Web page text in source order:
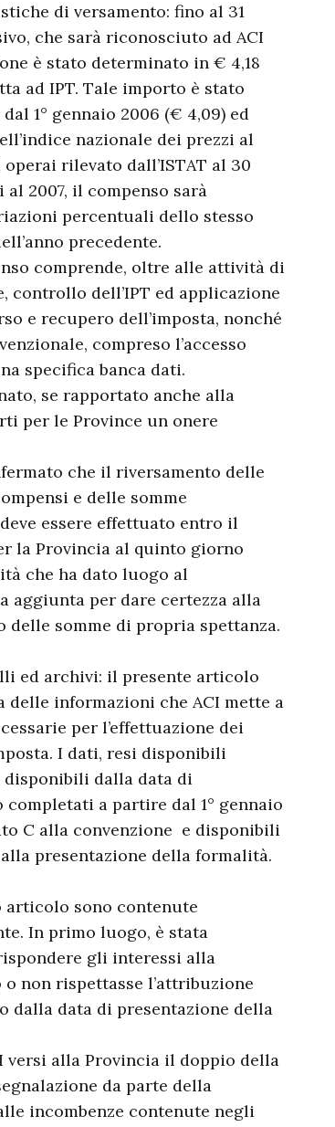
di versamento: fino al 31
che sarà riconosciuto ad ACI
è stato determinato in € 4,18
ad IPT. Tale importo è stato
1° gennaio 2006 (€ 4,09) ed
nazionale dei prezzi al
rilevato dall’ISTAT al 30
al 2007, il compenso sarà
percentuali dello stesso
precedente.
comprende, oltre alle attività di
controllo dell’IPT ed applicazione
e recupero dell’imposta, nonché
compreso l’accesso
specifica banca dati.
se rapportato anche alla
per le Province un onere
che il riversamento delle
e delle somme
essere effettuato entro il
la Provincia al quinto giorno
che ha dato luogo al
aggiunta per dare certezza alla
somme di propria spettanza.
ed archivi: il presente articolo
informazioni che ACI mette a
per l’effettuazione dei
I dati, resi disponibili
disponibili dalla data di
a partire dal 1° gennaio
C alla convenzione e disponibili
presentazione della formalità.
articolo sono contenute
In primo luogo, è stata
gli interessi alla
non rispettasse l’attribuzione
data di presentazione della
versi alla Provincia il doppio della
da parte della
incombenze contenute negli